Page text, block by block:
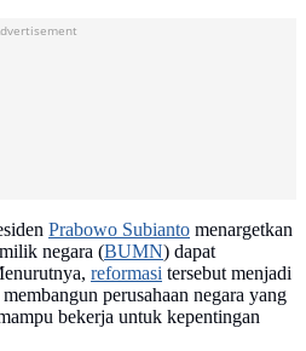
Prabowo Subianto menargetkan
negara (BUMN) dapat
reformasi tersebut menjadi
perusahaan negara yang
bekerja untuk kepentingan